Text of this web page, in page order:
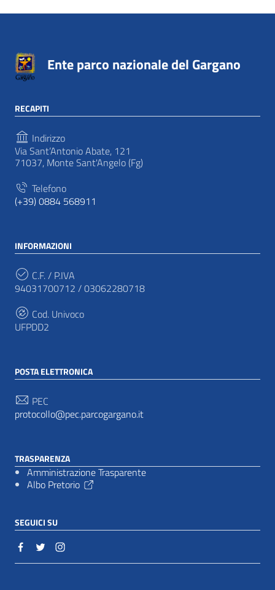
Ente parco nazionale del Gargano
RECAPITI
Indirizzo
Via Sant’Antonio Abate, 121
71037, Monte Sant'Angelo (Fg)
Telefono
(+39) 0884 568911
INFORMAZIONI
C.F. / P.IVA
94031700712 / 03062280718
Cod. Univoco
UFPDD2
POSTA ELETTRONICA
PEC
protocollo@pec.parcogargano.it
TRASPARENZA
Amministrazione Trasparente
Albo Pretorio
SEGUICI SU